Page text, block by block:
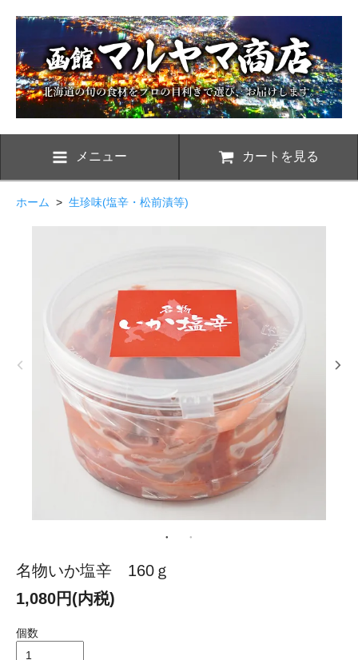
メニュー カートを見る
ホーム > 生珍味(塩辛・松前漬等)
名物いか塩辛 160ｇ
1,080円(内税)
個数